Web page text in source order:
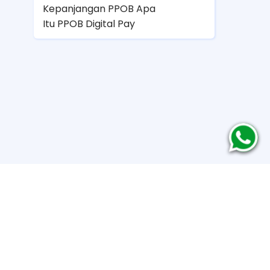
Kepanjangan PPOB Apa
Itu PPOB Digital Pay